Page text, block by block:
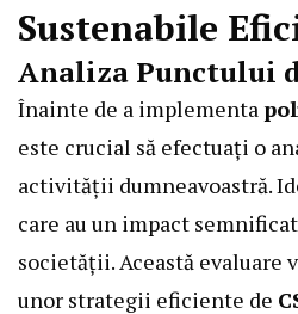
Sustenabile
Analiza Punctului
Înainte de a implementa
este crucial să efectuați o
activității dumneavoastră.
care au un impact
societății. Această evaluare
unor strategii eficiente de